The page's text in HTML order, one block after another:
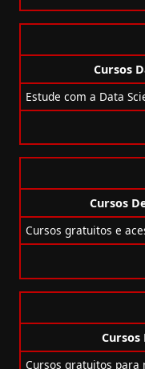
Cursos
Cursos
Cursos